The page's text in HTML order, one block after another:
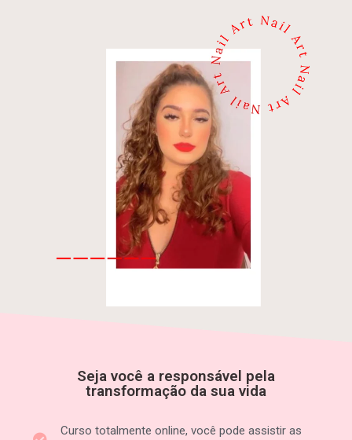
Seja você a responsável pela
transformação da sua vida
Curso totalmente online, você pode assistir as